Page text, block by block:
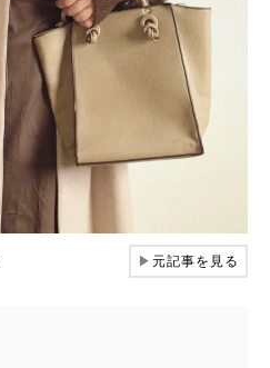
▶元記事を見る